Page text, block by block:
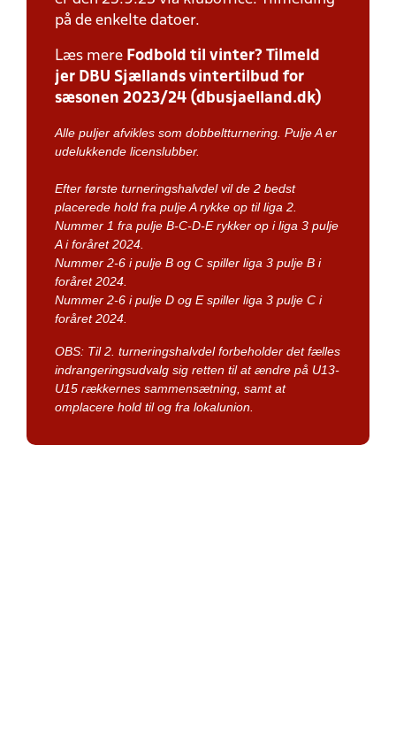
på de enkelte datoer.
Læs mere Fodbold til vinter? Tilmeld
jer DBU Sjællands vintertilbud for
sæsonen 2023/24 (dbusjaelland.dk)
Alle puljer afvikles som dobbeltturnering. Pulje A er
udelukkende licenslubber.
Efter første turneringshalvdel vil de 2 bedst
placerede hold fra pulje A rykke op til liga 2.
Nummer 1 fra pulje B-C-D-E rykker op i liga 3 pulje
A i foråret 2024.
Nummer 2-6 i pulje B og C spiller liga 3 pulje B i
foråret 2024.
Nummer 2-6 i pulje D og E spiller liga 3 pulje C i
foråret 2024.
OBS: Til 2. turneringshalvdel forbeholder det fælles
indrangeringsudvalg sig retten til at ændre på U13-
U15 rækkernes sammensætning, samt at
omplacere hold til og fra lokalunion.